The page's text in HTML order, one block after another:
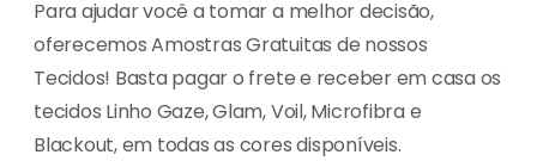
Para ajudar você a tomar a melhor decisão,
oferecemos Amostras Gratuitas de nossos
Tecidos! Basta pagar o frete e receber em casa os
tecidos Linho Gaze, Glam, Voil, Microfibra e
Blackout, em todas as cores disponíveis.